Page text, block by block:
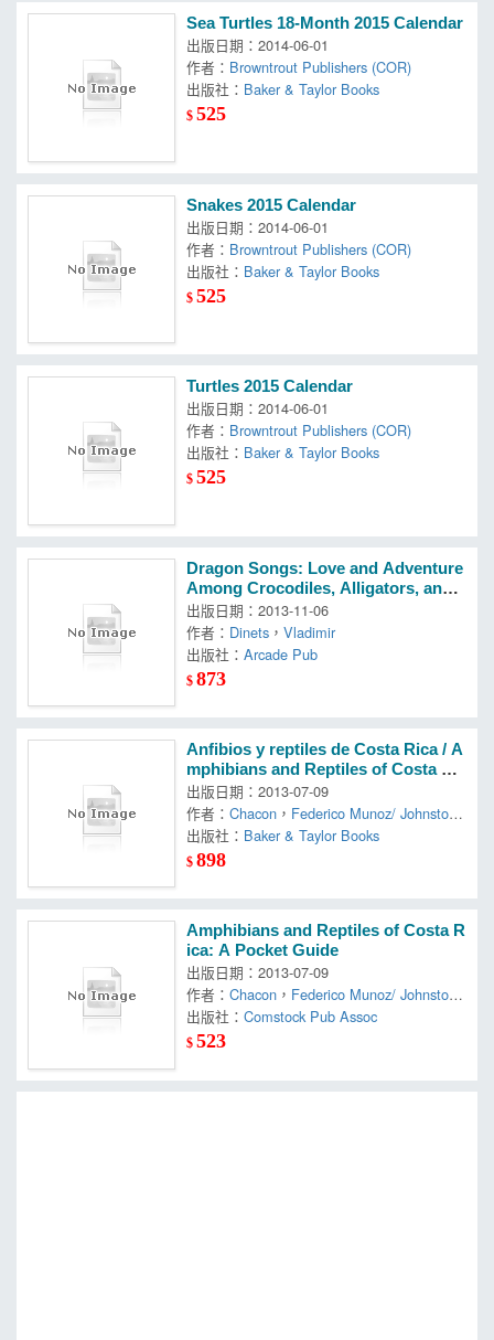
Sea Turtles 18-Month 2015 Calendar
出版日期：2014-06-01
作者： Browntrout Publishers (COR)
出版社： Baker & Taylor Books
$525
Snakes 2015 Calendar
出版日期：2014-06-01
作者： Browntrout Publishers (COR)
出版社： Baker & Taylor Books
$525
Turtles 2015 Calendar
出版日期：2014-06-01
作者： Browntrout Publishers (COR)
出版社： Baker & Taylor Books
$525
Dragon Songs: Love and Adventure
Among Crocodiles, Alligators, and
Other Dinosaur Relations
出版日期：2013-11-06
作者： Dinets ，Vladimir
出版社：Arcade Pub
$873
Anfibios y reptiles de Costa Rica / A
mphibians and Reptiles of Costa Ri
ca: Guia de bolsillo en Ingles y Espa
nol / A Pocket Guide
出版日期：2013-07-09
作者：Chacon ， Federico Munoz/ Johnston
，Richard Dennis
出版社： Baker & Taylor Books
$898
Amphibians and Reptiles of Costa R
ica: A Pocket Guide
出版日期：2013-07-09
作者：Chacon ， Federico Munoz/ Johnston
，Richard Dennis
出版社：Comstock Pub Assoc
$523